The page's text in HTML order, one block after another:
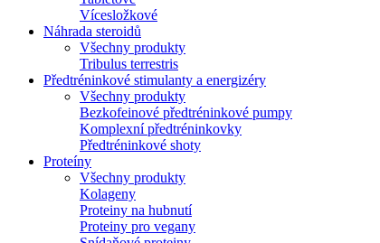
Vícesložkové
Náhrada steroidů
Všechny produkty
Tribulus terrestris
Předtréninkové stimulanty a energizéry
Všechny produkty
Bezkofeinové předtréninkové pumpy
Komplexní předtréninkovky
Předtréninkové shoty
Proteíny
Všechny produkty
Kolageny
Proteiny na hubnutí
Proteiny pro vegany